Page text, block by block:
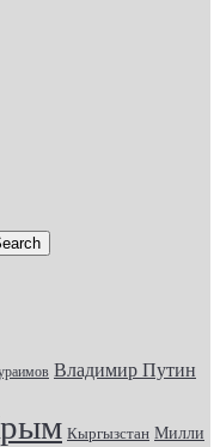
Владимир Путин
Кыргызстан Милли